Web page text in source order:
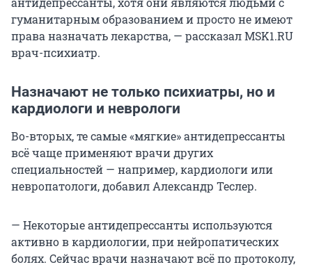
гуманитарным образованием и просто не имеют
права назначать лекарства, — рассказал MSK1.RU
врач-психиатр.
Назначают не только психиатры, но и
кардиологи и неврологи
Во-вторых, те самые «мягкие» антидепрессанты
всё чаще применяют врачи других
специальностей — например, кардиологи или
невропатологи, добавил Александр Теслер.
— Некоторые антидепрессанты используются
активно в кардиологии, при нейропатических
болях. Сейчас врачи назначают всё по протоколу,